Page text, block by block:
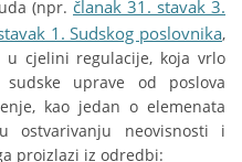
(npr. članak 31. stavak 3.
1. Sudskog poslovnika,
u cjelini regulacije, koja vrlo
sudske uprave od poslova
kao jedan o elemenata
ostvarivanju neovisnosti i
proizlazi iz odredbi: